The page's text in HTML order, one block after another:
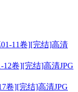
11卷][完结]高清
卷][完结]高清JPG
卷][完结]高清JPG